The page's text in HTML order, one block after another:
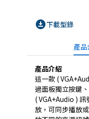
download_for_offline下載型錄
產品
產品介紹
這一款 (
過面板獨立按鍵
( VGA+Audio )
放，可同步播放